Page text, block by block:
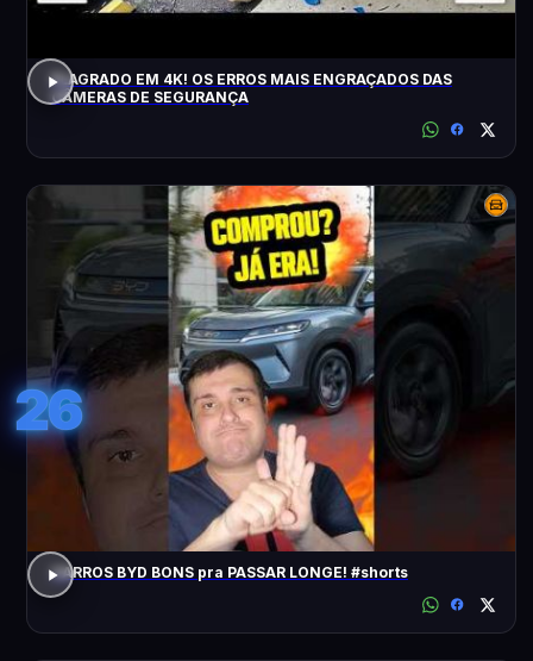
FLAGRADO EM 4K! OS ERROS MAIS ENGRAÇADOS DAS
CÂMERAS DE SEGURANÇA
26
CARROS BYD BONS pra PASSAR LONGE! #shorts